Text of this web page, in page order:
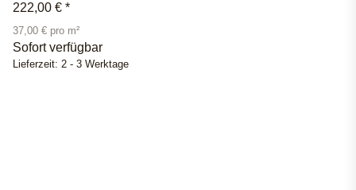
222,00 € *
37,00 € pro m²
Sofort verfügbar
Lieferzeit: 2 - 3 Werktage